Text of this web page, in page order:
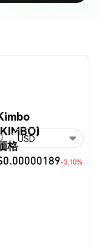
格
-3.10%
USD